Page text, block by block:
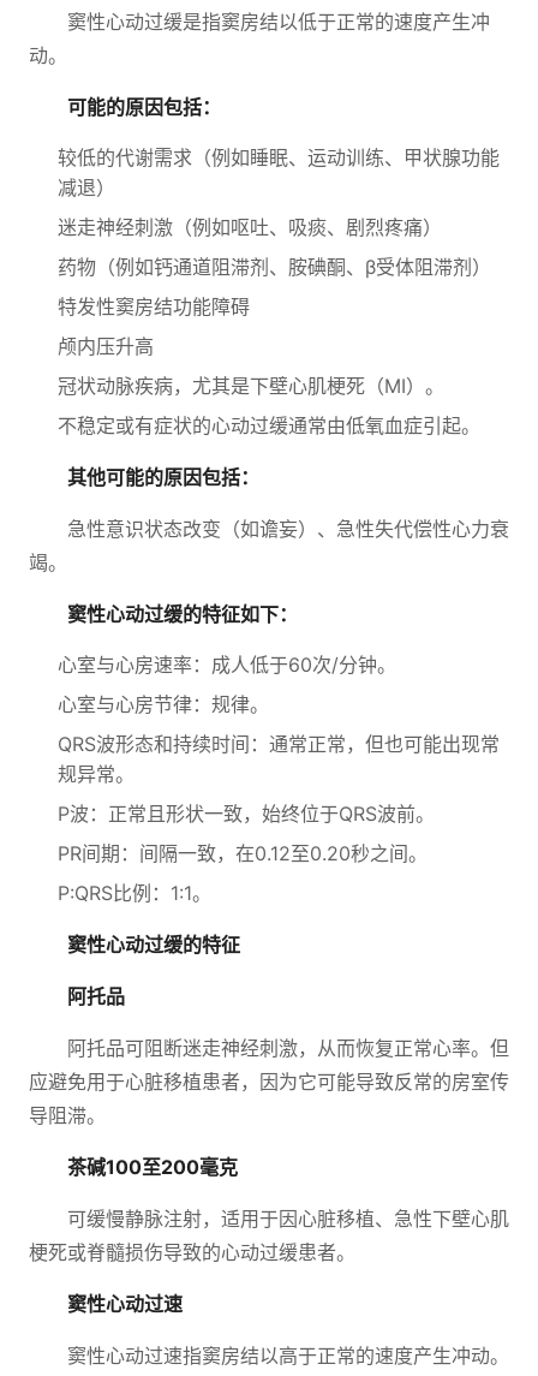
窦性心动过缓是指窦房结以低于正常的速度产生冲
动。
可能的原因包括：
较低的代谢需求（例如睡眠、运动训练、甲状腺功能
减退）
迷走神经刺激（例如呕吐、吸痰、剧烈疼痛）
药物（例如钙通道阻滞剂、胺碘酮、β受体阻滞剂）
特发性窦房结功能障碍
颅内压升高
冠状动脉疾病，尤其是下壁心肌梗死（MI）。
不稳定或有症状的心动过缓通常由低氧血症引起。
其他可能的原因包括：
急性意识状态改变（如谵妄）、急性失代偿性心力衰
竭。
窦性心动过缓的特征如下：
心室与心房速率：成人低于60次/分钟。
心室与心房节律：规律。
QRS波形态和持续时间：通常正常，但也可能出现常
规异常。
P波：正常且形状一致，始终位于QRS波前。
PR间期：间隔一致，在0.12至0.20秒之间。
P:QRS比例：1:1。
窦性心动过缓的特征
阿托品
阿托品可阻断迷走神经刺激，从而恢复正常心率。但
应避免用于心脏移植患者，因为它可能导致反常的房室传
导阻滞。
茶碱100至200毫克
可缓慢静脉注射，适用于因心脏移植、急性下壁心肌
梗死或脊髓损伤导致的心动过缓患者。
窦性心动过速
窦性心动过速指窦房结以高于正常的速度产生冲动。